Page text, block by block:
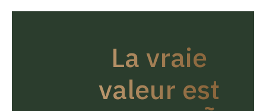
La vraie
valeur est